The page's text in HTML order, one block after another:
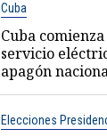
Cuba
Cuba
servicio
apagón
Elecciones